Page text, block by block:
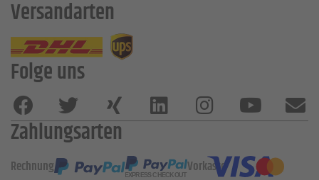
Versandarten
Folge uns
Zahlungsarten
Rechnung Vorkasse